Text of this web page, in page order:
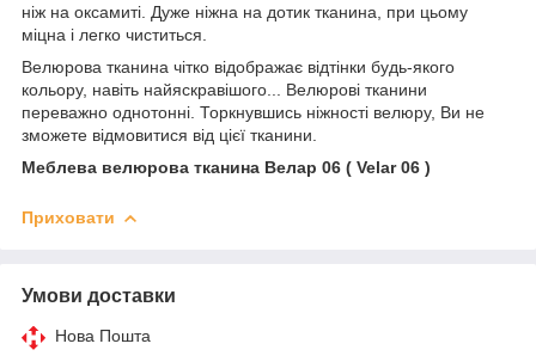
ніж на оксамиті. Дуже ніжна на дотик тканина, при цьому
міцна і легко чиститься.
Велюрова тканина чітко відображає відтінки будь-якого
кольору, навіть найяскравішого... Велюрові тканини
переважно однотонні. Торкнувшись ніжності велюру, Ви не
зможете відмовитися від цієї тканини.
Меблева велюрова тканина Велар 06 ( Velar 06 )
Приховати
Умови доставки
Нова Пошта